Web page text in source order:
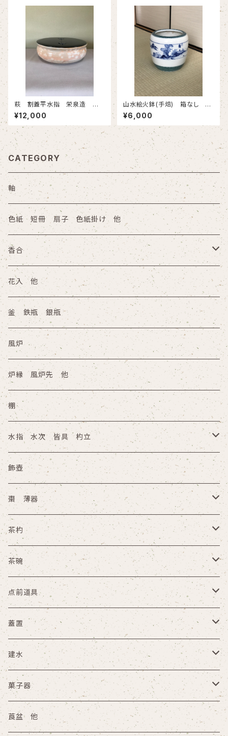
萩 割蓋平水指 栄泉造 共
箱 古物
¥12,000
山水絵火鉢(手焙) 箱なし 古
物
¥6,000
CATEGORY
軸
色紙 短冊 扇子 色紙掛け 他
香合
陶器
木箱
その他
塗物 その他
木箱
その他
花入 他
釜 鉄瓶 銀瓶
風炉
炉縁 風炉先 他
棚
水指 水次 皆具 杓立
水指
水次
皆具
杓立
飾壺
棗 薄器
木箱
その他
茶杓
木箱
その他
茶碗
木箱
その他
点前道具
盆
天目台 貴人台
茶通箱
蓋置
木箱
その他
建水
木箱
その他
菓子器
縁高
莨盆 他